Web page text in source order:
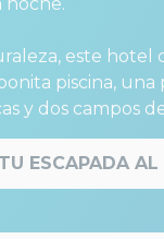
este hotel
piscina, una
y dos campos
TU ESCAPADA